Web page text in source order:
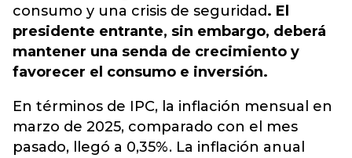
consumo y una crisis de seguridad. El
presidente entrante, sin embargo, deberá
mantener una senda de crecimiento y
favorecer el consumo e inversión.
En términos de IPC, la inflación mensual en
marzo de 2025, comparado con el mes
pasado, llegó a 0,35%. La inflación anual